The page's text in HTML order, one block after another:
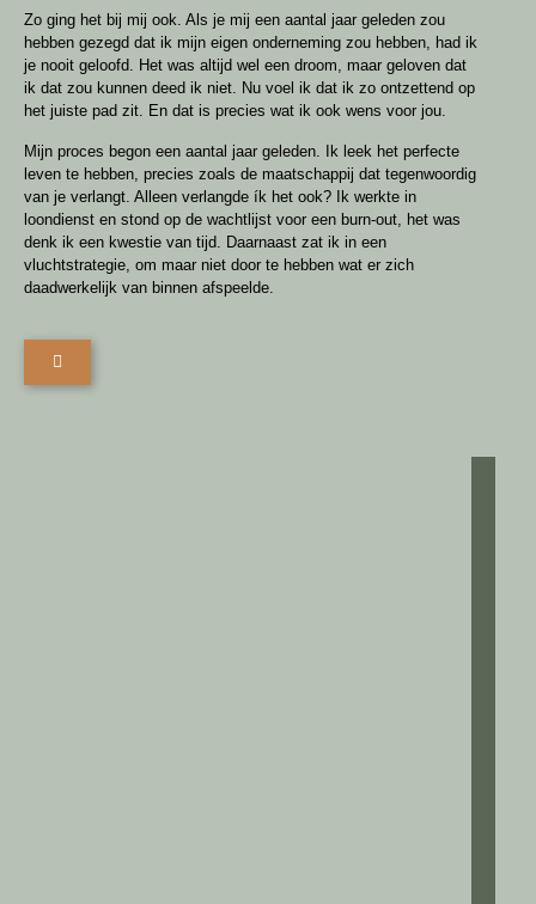
Zo ging het bij mij ook. Als je mij een aantal jaar geleden zou
hebben gezegd dat ik mijn eigen onderneming zou hebben, had ik
je nooit geloofd. Het was altijd wel een droom, maar geloven dat
ik dat zou kunnen deed ik niet. Nu voel ik dat ik zo ontzettend op
het juiste pad zit. En dat is precies wat ik ook wens voor jou.
Mijn proces begon een aantal jaar geleden. Ik leek het perfecte
leven te hebben, precies zoals de maatschappij dat tegenwoordig
van je verlangt. Alleen verlangde ík het ook? Ik werkte in
loondienst en stond op de wachtlijst voor een burn-out, het was
denk ik een kwestie van tijd. Daarnaast zat ik in een
vluchtstrategie, om maar niet door te hebben wat er zich
daadwerkelijk van binnen afspeelde.